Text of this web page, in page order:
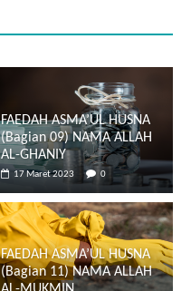
FAEDAH ASMA’UL HUSNA
(Bagian 09) NAMA ALLAH
AL-GHANIY
17 Maret 2023 0
FAEDAH ASMA’UL HUSNA
(Bagian 11) NAMA ALLAH